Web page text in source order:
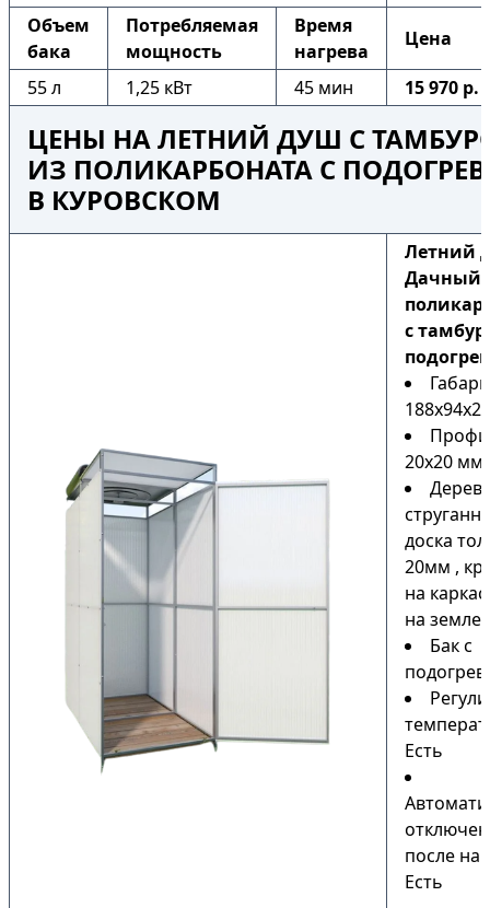
Объем
бака
Потребляемая
мощность
Время
нагрева
Цена
55 л 1,25 кВт 45 мин 15 970 р.
ЦЕНЫ НА ЛЕТНИЙ ДУШ С
ИЗ ПОЛИКАРБОНАТА С
В КУРОВСКОМ
Летний
Дачный
с
20х20 мм
доска
20мм ,
на
на земле)
Бак с
Есть
после
Есть